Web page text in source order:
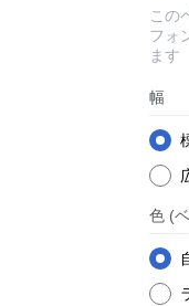
この
フォ
ます
幅
色 (